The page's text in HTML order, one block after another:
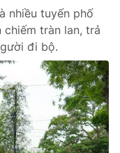
nhiều tuyến phố
tràn lan, trả
đi bộ.